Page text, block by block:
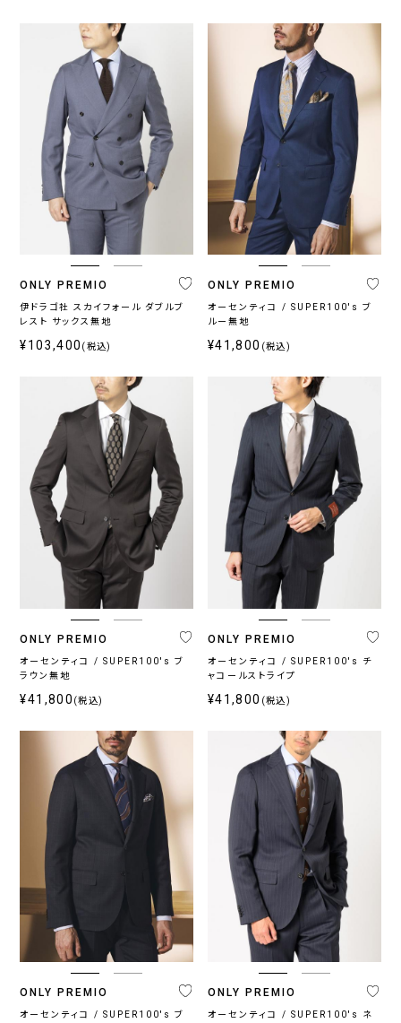
ONLY PREMIO
伊ドラゴ社 スカイフォール ダブルブ
レスト サックス無地
¥103,400 (税込)
ONLY PREMIO
オーセンティコ / SUPER100's ブ
ルー無地
¥41,800 (税込)
ONLY PREMIO
オーセンティコ / SUPER100's ブ
ラウン無地
¥41,800 (税込)
ONLY PREMIO
オーセンティコ / SUPER100's チ
ャコールストライプ
¥41,800 (税込)
ONLY PREMIO
オーセンティコ / SUPER100's ブ
ONLY PREMIO
オーセンティコ / SUPER100's ネ